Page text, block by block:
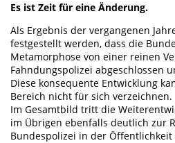
Es ist Zeit für eine Änderung.
Als Ergebnis der vergangenen
festgestellt werden, dass die
Metamorphose von einer reinen
Fahndungspolizei abgeschlossen
Diese konsequente Entwicklung
Bereich nicht für sich verzeichnen.
Im Gesamtbild tritt die
im Übrigen ebenfalls deutlich zur
Bundespolizei in der